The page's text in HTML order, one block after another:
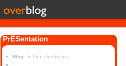
PrÉSentation
Blog : le blog chestrolais